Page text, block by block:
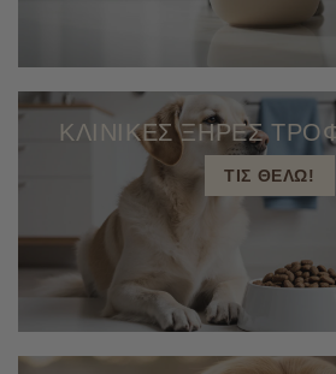
ΚΛΙΝΙΚΕΣ ΞΗΡΕΣ
ΤΙΣ ΘΕΛΩ!